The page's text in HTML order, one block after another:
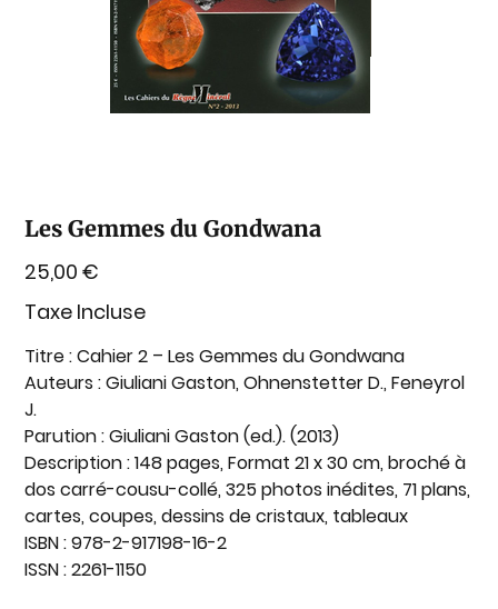
Les Gemmes du Gondwana
25,00 €
Taxe Incluse
Titre: Cahier 2 – Les Gemmes du Gondwana
Auteurs: Giuliani Gaston, Ohnenstetter D., Feneyrol
J.
Parution: Giuliani Gaston (ed.). (2013)
Description :148 pages, Format 21 x 30 cm, broché à
dos carré-cousu-collé, 325 photos inédites, 71 plans,
cartes, coupes, dessins de cristaux, tableaux
ISBN :978-2-917198-16-2
ISSN: 2261-1150